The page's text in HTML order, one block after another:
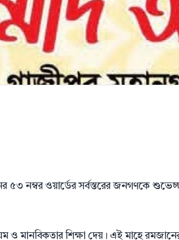
৫৩ নম্বর ওয়ার্ডের সর্বস্তরের জনগণকে
মানবিকতার শিক্ষা দেয়। এই মাহে রমজানের